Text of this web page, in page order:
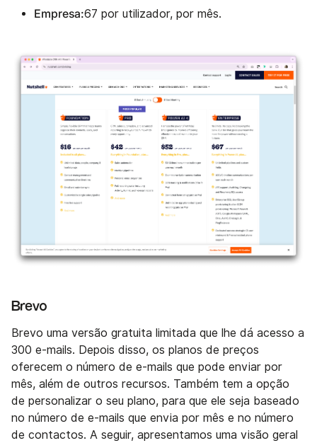
Empresa:67 por utilizador, por mês.
Brevo
Brevo uma versão gratuita limitada que lhe dá acesso a
300 e-mails. Depois disso, os planos de preços
oferecem o número de e-mails que pode enviar por
mês, além de outros recursos. Também tem a opção
de personalizar o seu plano, para que ele seja baseado
no número de e-mails que envia por mês e no número
de contactos. A seguir, apresentamos uma visão geral